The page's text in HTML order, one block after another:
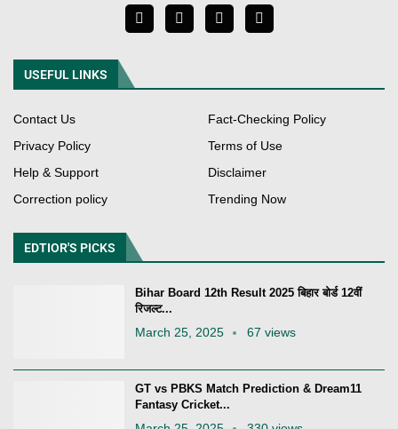
USEFUL LINKS
Contact Us
Fact-Checking Policy
Privacy Policy
Terms of Use
Help & Support
Disclaimer
Correction policy
Trending Now
EDTIOR'S PICKS
Bihar Board 12th Result 2025 बिहार बोर्ड 12वीं
रिजल्ट...
March 25, 2025 67 views
GT vs PBKS Match Prediction & Dream11
Fantasy Cricket...